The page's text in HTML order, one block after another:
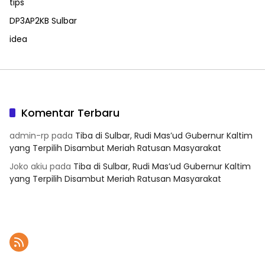
DP3AP2KB Sulbar
idea
Komentar Terbaru
admin-rp pada Tiba di Sulbar, Rudi Mas’ud Gubernur Kaltim
yang Terpilih Disambut Meriah Ratusan Masyarakat
Joko akiu pada Tiba di Sulbar, Rudi Mas’ud Gubernur Kaltim
yang Terpilih Disambut Meriah Ratusan Masyarakat